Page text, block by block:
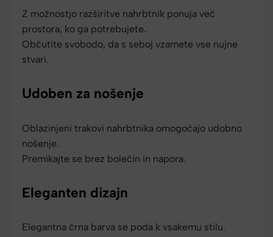
Z možnostjo razširitve nahrbtnik ponuja več
prostora, ko ga potrebujete.
Občutite svobodo, da s seboj vzamete vse nujne
stvari.
Udoben za nošenje
Oblazinjeni trakovi nahrbtnika omogočajo udobno
nošenje.
Premikajte se brez bolečin in napora.
Eleganten dizajn
Elegantna črna barva se poda k vsakemu stilu.